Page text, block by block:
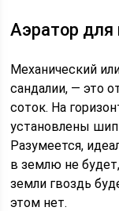
Аэратор для
Механический
сандалии, — это
соток. На
установлены
Разумеется,
в землю не
земли гвоздь
этом нет.